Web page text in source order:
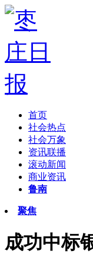
首页
社会热点
社会万象
资讯联播
滚动新闻
商业资讯
鲁南
聚焦
成功中标